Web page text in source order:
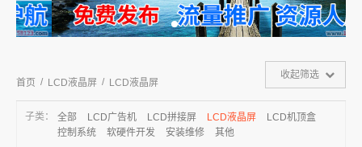
首页 / LCD液晶屏 / LCD液晶屏
收起筛选
子类： 全部 LCD广告机 LCD拼接屏 LCD液晶屏
LCD机顶盒
控制系统
软硬件开发 安装维修 其他